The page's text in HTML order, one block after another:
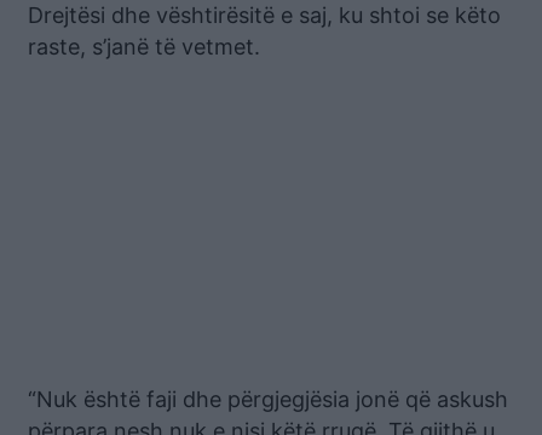
Drejtësi dhe vështirësitë e saj, ku shtoi se këto
raste, s’janë të vetmet.
“Nuk është faji dhe përgjegjësia jonë që askush